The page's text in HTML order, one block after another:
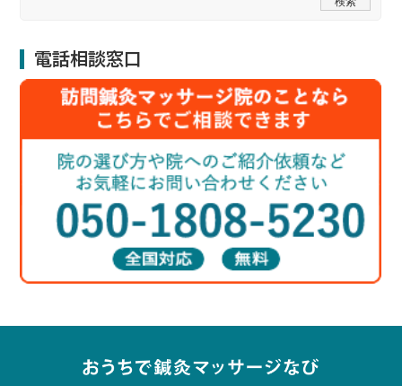
電話相談窓口